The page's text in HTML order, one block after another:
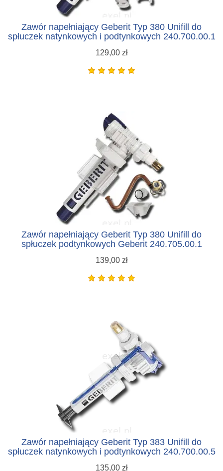
Zawór napełniający Geberit Typ 380 Unifill do
spłuczek natynkowych i podtynkowych 240.700.00.1
129,00 zł
Zawór napełniający Geberit Typ 380 Unifill do
spłuczek podtynkowych Geberit 240.705.00.1
139,00 zł
Zawór napełniający Geberit Typ 383 Unifill do
spłuczek natynkowych i podtynkowych 240.700.00.5
135,00 zł